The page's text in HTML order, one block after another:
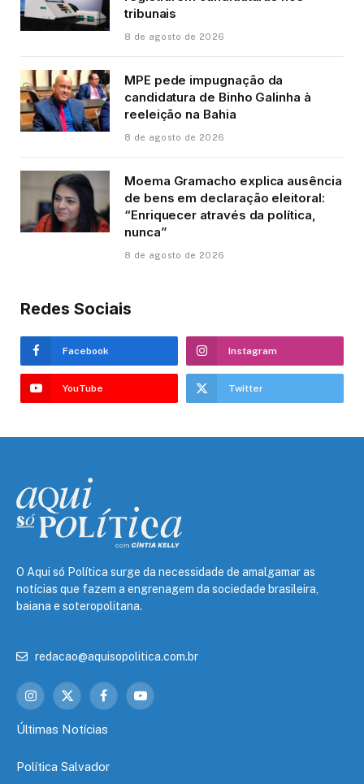
tribunais
8 de agosto de 2026
MPE pede impugnação da
candidatura de Binho Galinha à
reeleição na Bahia
8 de agosto de 2026
Moema Gramacho explica ausência
de bens em declaração eleitoral:
“Enriquecer através da política,
nunca”
8 de agosto de 2026
Redes Sociais
Facebook Instagram
YouTube Twitter
O Aqui só Política surge da necessidade de amalgamar as
notícias que fazem a engrenagem da sociedade brasileira,
baiana e soteropolitana.
redacao@aquisopolitica.com.br
Instagram
X
FacebookYouTube
Últimas Notícias
Política Salvador